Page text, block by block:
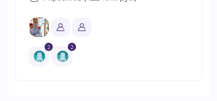
2 2